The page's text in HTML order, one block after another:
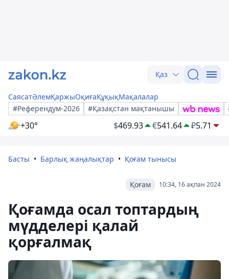
Қаз
СаясатӘлемҚаржыОқиғаҚұқықМақалалар
#Референдум-2026
#Қазақстан мақтанышы
+30° $469.93 €541.64 ₽5.71
Басты Барлық жаңалықтар Қоғам тынысы
10:34, 16 ақпан 2024
Қоғам
Қоғамда осал топтардың
мүдделері қалай
қорғалмақ